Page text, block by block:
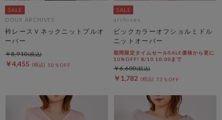
DOUX ARCHIVES
衿レースＶネックニットプルオ
ーバー
￥4,455 50％OFF
￥8,910
archives
ビックカラーオフショルミドル
ニットオーバー
期間限定タイムセールSALE価格から更に
10%OFF! 8/10 10:00まで
￥1,782 73％OFF
￥6,600